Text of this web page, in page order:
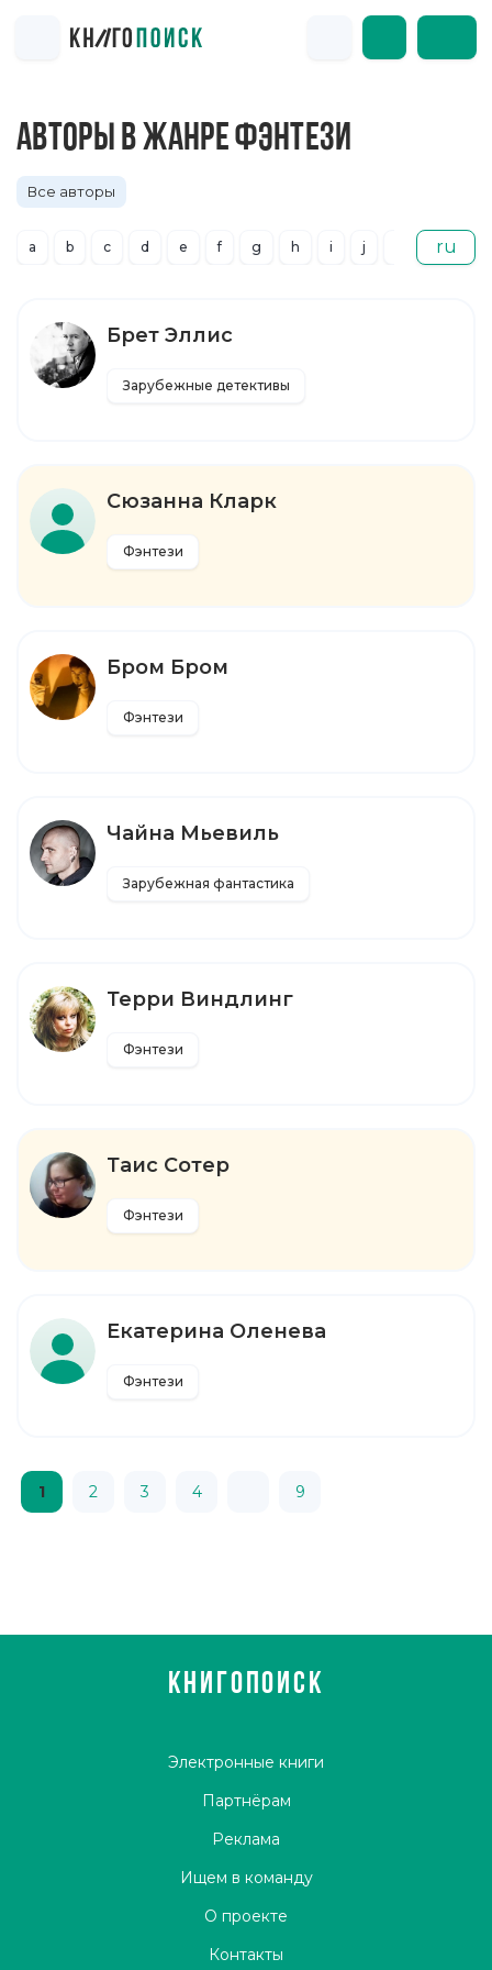
АВТОРЫ В ЖАНРЕ ФЭНТЕЗИ
Все авторы
a b c d e f g h i j ru
Брет Эллис
Зарубежные детективы
Сюзанна Кларк
Фэнтези
Бром Бром
Фэнтези
Чайна Мьевиль
Зарубежная фантастика
Терри Виндлинг
Фэнтези
Таис Сотер
Фэнтези
Екатерина Оленева
Фэнтези
1 2 3 4 9
КНИГОПОИСК
Электронные книги
Партнёрам
Реклама
Ищем в команду
О проекте
Контакты